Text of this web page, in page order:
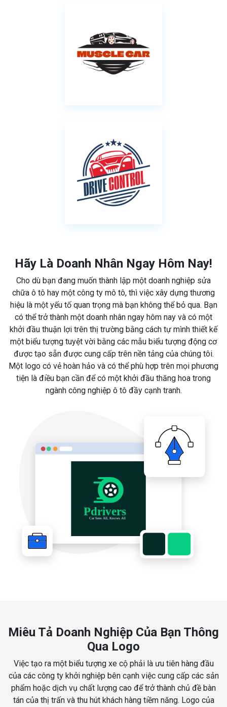
Hãy Là Doanh Nhân Ngay Hôm Nay!
Cho dù bạn đang muốn thành lập một doanh nghiệp sửa
chữa ô tô hay một công ty mô tô, thì việc xây dựng thương
hiệu là một yếu tố quan trọng mà bạn không thể bỏ qua. Bạn
có thể trở thành một doanh nhân ngay hôm nay và có một
khởi đầu thuận lợi trên thị trường bằng cách tự mình thiết kế
một biểu tượng tuyệt vời bằng các mẫu biểu tượng động cơ
được tạo sẵn được cung cấp trên nền tảng của chúng tôi.
Một logo có vẻ hoàn hảo và có thể phù hợp trên mọi phương
tiện là điều bạn cần để có một khởi đầu thăng hoa trong
ngành công nghiệp ô tô đầy cạnh tranh.
Miêu Tả Doanh Nghiệp Của Bạn Thông
Qua Logo
Việc tạo ra một biểu tượng xe cộ phải là ưu tiên hàng đầu
của các công ty khởi nghiệp bên cạnh việc cung cấp các sản
phẩm hoặc dịch vụ chất lượng cao để trở thành chủ đề bàn
tán của thị trấn và thu hút khách hàng tiềm năng. Logo của